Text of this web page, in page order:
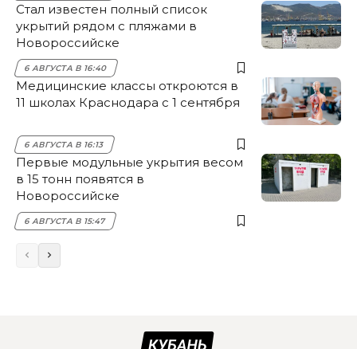
Стал известен полный список
укрытий рядом с пляжами в
Новороссийске
6 АВГУСТА В 16:40
Медицинские классы откроются в
11 школах Краснодара с 1 сентября
6 АВГУСТА В 16:13
Первые модульные укрытия весом
в 15 тонн появятся в
Новороссийске
6 АВГУСТА В 15:47